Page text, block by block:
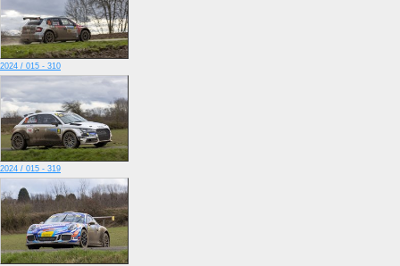
2024 / 015 - 310
2024 / 015 - 319